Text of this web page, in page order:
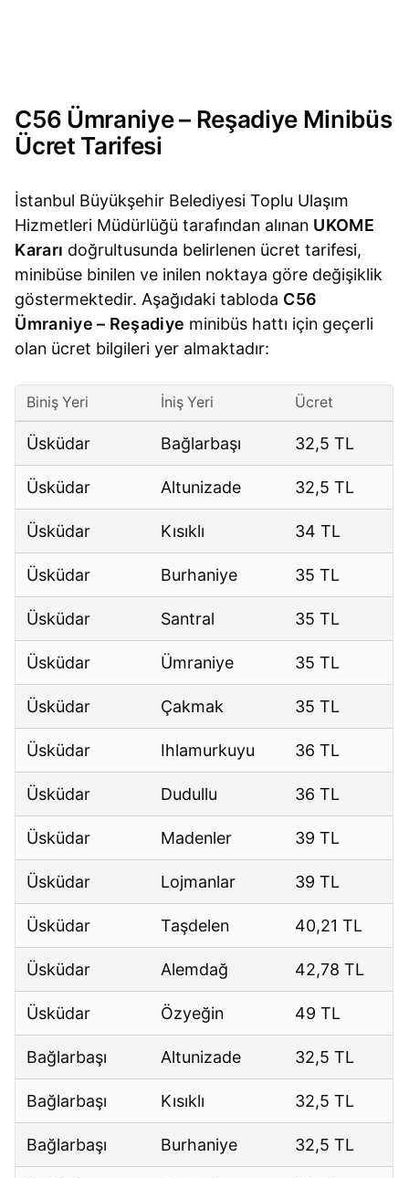
C56 Ümraniye – Reşadiye Minibüs
Ücret Tarifesi
İstanbul Büyükşehir Belediyesi Toplu Ulaşım
Hizmetleri Müdürlüğü tarafından alınan UKOME
Kararı doğrultusunda belirlenen ücret tarifesi,
minibüse binilen ve inilen noktaya göre değişiklik
göstermektedir. Aşağıdaki tabloda C56
Ümraniye – Reşadiye minibüs hattı için geçerli
olan ücret bilgileri yer almaktadır:
Biniş Yeri İniş Yeri Ücret
Üsküdar Bağlarbaşı 32,5 TL
Üsküdar Altunizade 32,5 TL
Üsküdar Kısıklı 34 TL
Üsküdar Burhaniye 35 TL
Üsküdar Santral 35 TL
Üsküdar Ümraniye 35 TL
Üsküdar Çakmak 35 TL
Üsküdar Ihlamurkuyu 36 TL
Üsküdar Dudullu 36 TL
Üsküdar Madenler 39 TL
Üsküdar Lojmanlar 39 TL
Üsküdar Taşdelen 40,21 TL
Üsküdar Alemdağ 42,78 TL
Üsküdar Özyeğin 49 TL
Bağlarbaşı Altunizade 32,5 TL
Bağlarbaşı Kısıklı 32,5 TL
Bağlarbaşı Burhaniye 32,5 TL